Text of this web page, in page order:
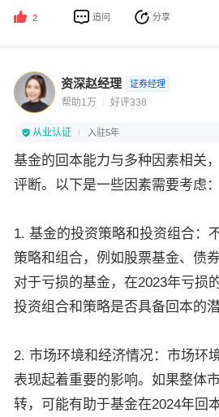
2 追问 分享
资深赵经理 证券经理
帮助1万 好评338
从业认证 入驻5年
基金的回本能力与多种因素相关
评断。以下是一些因素需要考虑：
1. 基金的投资策略和投资组合：
策略和组合，例如股票基金、债
对于亏损的基金，在2023年亏损
投资组合和策略是否具备回本的潜
2. 市场环境和经济情况：市场环
表现起着重要的影响。如果整体
转，可能有助于基金在2024年回本